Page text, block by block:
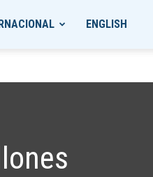
ENGLISH